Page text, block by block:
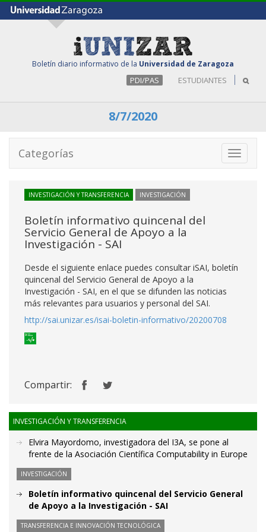
Boletín diario informativo de la Universidad de Zaragoza
PDI/PAS ESTUDIANTES
8/7/2020
Toggle
Categorías
INVESTIGACIÓN Y TRANSFERENCIA INVESTIGACIÓN
Boletín informativo quincenal del
Servicio General de Apoyo a la
Investigación - SAI
Desde el siguiente enlace puedes consultar iSAI, boletín
quincenal del Servicio General de Apoyo a la
Investigación - SAI, en el que se difunden las noticias
más relevantes para usuarios y personal del SAI.
http://sai.unizar.es/isai-boletin-informativo/20200708
Compartir:
INVESTIGACIÓN Y TRANSFERENCIA
Elvira Mayordomo, investigadora del I3A, se pone al
frente de la Asociación Científica Computability in Europe
INVESTIGACIÓN
Boletín informativo quincenal del Servicio General
de Apoyo a la Investigación - SAI
TRANSFERENCIA E INNOVACIÓN TECNOLÓGICA